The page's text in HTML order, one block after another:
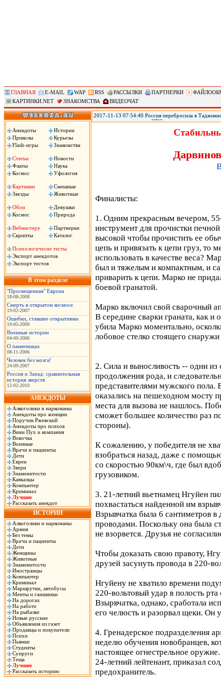
ГЛАВНАЯ E-MAIL WAP RSS РАССЫЛКИ ПАРТНЕРКИ
КАРТИНКИ.NET
ЗНАКОМСТВА ВИДЕОЧАТ
Анекдоты
Истории
Приколы
Курьезы
Flash-игры
Знакомства
Статьи
Новости
Факты
Наука
Космос
Уфология
Картинки
Смешные
Звезды
Животные
Обои
Девушки
Космос
Природа
Вебмастеру
Партнерки
Скрипты
Каталог
Психологичесие тесты
Экспорт анекдотов
Экспорт тестов
В этом разделе
"Просвещенная" Европа
18-08-2008
Смерть в открытом космосе
19-02-2007
Ошибки, ставшие открытиями
19-05-2009
Военные истории
04-09-2006
О памятниках
08-11-2006
Человек без мозга!
24-09-2007
Россия и Запад: сравнительная
история зверств
12-02-2010
АНЕКДОТЫ
Алкоголики и наркоманы
Анекдоты про женщин
Поручик Ржевский
Анекдоты про психов
Вини Пух и компания
Вовочка
Военные
Врачи и пациенты
Дети
Евреи
Звери
Знаменитости
Кавказцы
Компьютер
Криминал
Лучшие
Рассказать анекдот
ИСТОРИИ
Алкоголики и наркоманы
Армия
Без темы
Врачи и пациенты
Дети
Женщины
Животные
Знаменитости
Иностранцы
Компьютер
Криминал
Маршрутки, автобусы
Менты и гаишники
На дорогах
На работе
На рыбалке
Новые русские
Объявления из газет
Продавцы и покупатели
Психи
Пьянки
Студенты
Супруги
Теща
Лучшие
Рассказать историю
2017-11-13 07:54:40 Россия перебросила в
самолетов и вертолетов ЦВО на
вертолетов Центрального военного округа
Финалисты:
1. Одним прекрасным вечером,
инструмент для прочистки
высокой чтобы прочистить ее
цепь и привязать к цепи груз, то
использовать в качестве веса?
был и тяжелым и компактным, и
приварить к цепи. Марко не
боевой гранатой.
Марко включил свой сварочный
В середине сварки граната, как и
убила Марко моментально,
лобовое стелко стоящего
2. Сила и выносливость -- одни
продолжения рода, и
представителями мужского
оказались на пешеходном мосту
места для вызова не нашлось.
сможет большее количество раз
стороны).
К сожалению, у победителя не
взобраться назад, даже с
со скоростью 90км\ч, где был
грузовиком.
3. 21-летний вьетнамец Нгуйен
похвастаться найденной им
Взрывчатка была 6 сантиметров
проводами. Поскольку она была
не взорвется. Друзья не
Чтобы доказать свою правоту,
друзей засунуть провода в 220-
Нгуйену не хватило времени
220-вольтовый удар в полость
Взырвчатка, однако, сработала
его челюсть и разорвал щеки. Он
4. Гренадерское подразделения
неделю обучения новобранцев,
настоящее огнестрельное
24-летний лейтенант, приказал
предохранитель.